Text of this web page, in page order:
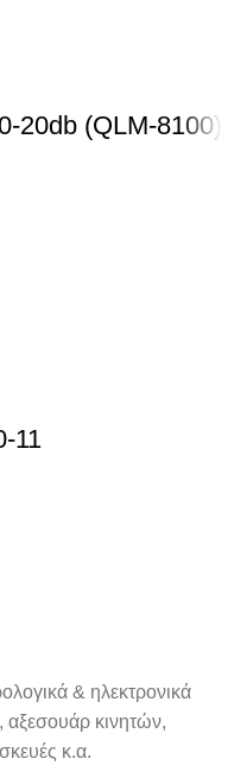
(QLM-8100)
11
& ηλεκτρονικά
αξεσουάρ κινητών,
κ.α.